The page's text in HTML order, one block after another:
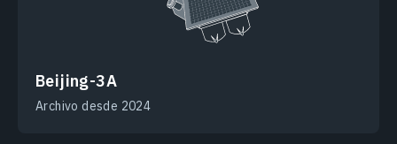
Beijing-3A
Archivo desde 2024